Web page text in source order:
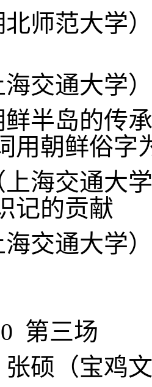
师范大学
交通大学
鲜半岛的传
用朝鲜俗字
上海交通大
记的贡献
交通大学
第三场
硕（宝鸡